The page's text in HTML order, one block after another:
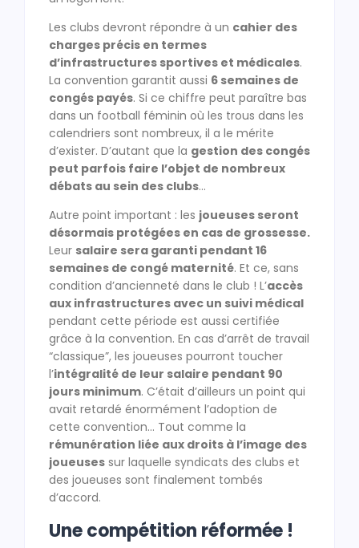
Les clubs devront répondre à un cahier des
charges précis en termes
d’infrastructures sportives et médicales.
La convention garantit aussi 6 semaines de
congés payés. Si ce chiffre peut paraître bas
dans un football féminin où les trous dans les
calendriers sont nombreux, il a le mérite
d’exister. D’autant que la gestion des congés
peut parfois faire l’objet de nombreux
débats au sein des clubs…
Autre point important : les joueuses seront
désormais protégées en cas de grossesse.
Leur salaire sera garanti pendant 16
semaines de congé maternité. Et ce, sans
condition d’ancienneté dans le club ! L’accès
aux infrastructures avec un suivi médical
pendant cette période est aussi certifiée
grâce à la convention. En cas d’arrêt de travail
“classique”, les joueuses pourront toucher
l’intégralité de leur salaire pendant 90
jours minimum. C’était d’ailleurs un point qui
avait retardé énormément l’adoption de
cette convention… Tout comme la
rémunération liée aux droits à l’image des
joueuses sur laquelle syndicats des clubs et
des joueuses sont finalement tombés
d’accord.
Une compétition réformée !